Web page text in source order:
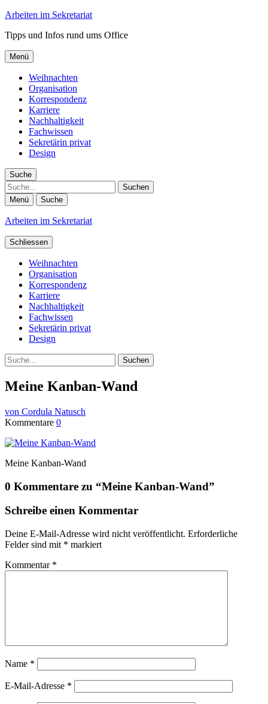
Arbeiten im Sekretariat
Tipps und Infos rund ums Office
Menü
Weihnachten
Organisation
Korrespondenz
Karriere
Nachhaltigkeit
Fachwissen
Sekretärin privat
Design
Suche
Suche
Menü Suche
Arbeiten im Sekretariat
Schliessen
Weihnachten
Organisation
Korrespondenz
Karriere
Nachhaltigkeit
Fachwissen
Sekretärin privat
Design
Suche
Meine Kanban-Wand
von Cordula Natusch
Kommentare 0
Meine Kanban-Wand
0 Kommentare zu “Meine Kanban-Wand”
Schreibe einen Kommentar
Deine E-Mail-Adresse wird nicht veröffentlicht. Erforderliche
Felder sind mit * markiert
Kommentar *
Name *
E-Mail-Adresse *